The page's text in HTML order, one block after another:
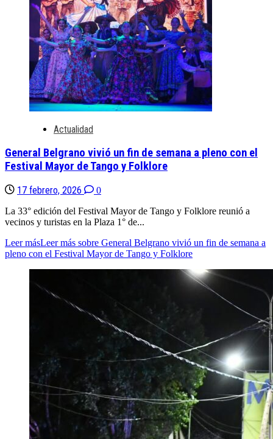
Actualidad
General Belgrano vivió un fin de semana a pleno con el
Festival Mayor de Tango y Folklore
17 febrero, 2026
0
La 33° edición del Festival Mayor de Tango y Folklore reunió a
vecinos y turistas en la Plaza 1° de...
Leer másLeer más sobre General Belgrano vivió un fin de semana a
pleno con el Festival Mayor de Tango y Folklore